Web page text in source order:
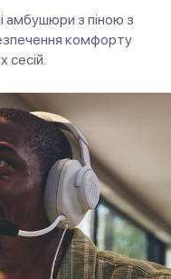
амбушюри з піною з
комфорту
сесій.